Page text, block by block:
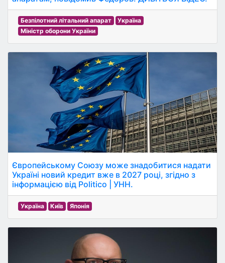
Безпілотний літальний апарат
Україна
Міністр оборони України
Європейському Союзу може знадобитися надати
Україні новий кредит вже в 2027 році, згідно з
інформацією від Politico | УНН.
Україна Київ Японія